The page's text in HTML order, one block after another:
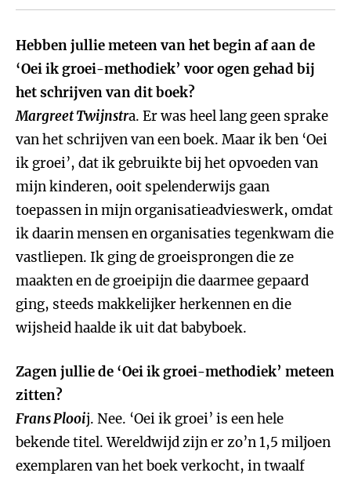
Hebben jullie meteen van het begin af aan de
‘Oei ik groei-methodiek’ voor ogen gehad bij
het schrijven van dit boek?
Margreet Twijnstra. Er was heel lang geen sprake
van het schrijven van een boek. Maar ik ben ‘Oei
ik groei’, dat ik gebruikte bij het opvoeden van
mijn kinderen, ooit spelenderwijs gaan
toepassen in mijn organisatieadvieswerk, omdat
ik daarin mensen en organisaties tegenkwam die
vastliepen. Ik ging de groeisprongen die ze
maakten en de groeipijn die daarmee gepaard
ging, steeds makkelijker herkennen en die
wijsheid haalde ik uit dat babyboek.
Zagen jullie de ‘Oei ik groei-methodiek’ meteen
zitten?
Frans Plooij. Nee. ‘Oei ik groei’ is een hele
bekende titel. Wereldwijd zijn er zo’n 1,5 miljoen
exemplaren van het boek verkocht, in twaalf